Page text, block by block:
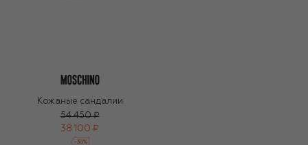
Кожаные сандалии
54 450 ₽
38 100 ₽
-30%